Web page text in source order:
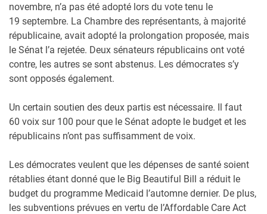
novembre, n’a pas été adopté lors du vote tenu le
19 septembre. La Chambre des représentants, à majorité
républicaine, avait adopté la prolongation proposée, mais
le Sénat l’a rejetée. Deux sénateurs républicains ont voté
contre, les autres se sont abstenus. Les démocrates s’y
sont opposés également.
Un certain soutien des deux partis est nécessaire. Il faut
60 voix sur 100 pour que le Sénat adopte le budget et les
républicains n’ont pas suffisamment de voix.
Les démocrates veulent que les dépenses de santé soient
rétablies étant donné que le Big Beautiful Bill a réduit le
budget du programme Medicaid l’automne dernier. De plus,
les subventions prévues en vertu de l’Affordable Care Act